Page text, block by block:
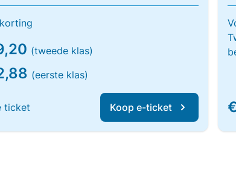
(tweede klas)
(eerste klas)
ticket Koop e-ticket